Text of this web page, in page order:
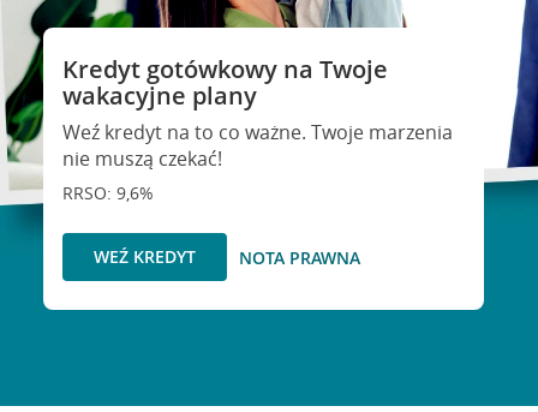
Kredyt gotówkowy na Twoje
wakacyjne plany
Weź kredyt na to co ważne. Twoje marzenia
nie muszą czekać!
RRSO: 9,6%
WEŹ KREDYT NOTA PRAWNA